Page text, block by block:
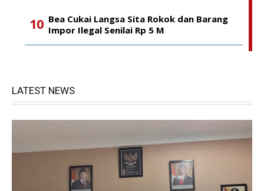
Bea Cukai Langsa Sita Rokok dan Barang
Impor Ilegal Senilai Rp 5 M
LATEST NEWS